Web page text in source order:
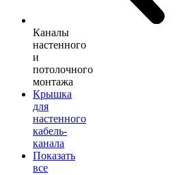
Каналы
настенного
и
потолочного
монтажа
Крышка
для
настенного
кабель-
канала
Показать
все